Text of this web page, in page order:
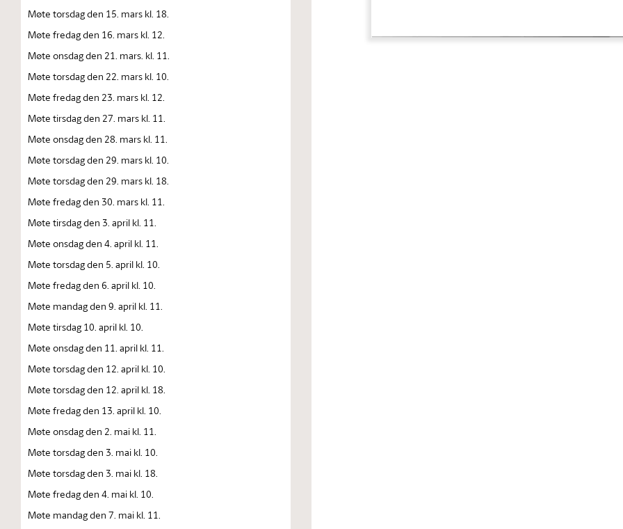
Møte torsdag den 15. mars kl. 18.
Møte fredag den 16. mars kl. 12.
Møte onsdag den 21. mars. kl. 11.
Møte torsdag den 22. mars kl. 10.
Møte fredag den 23. mars kl. 12.
Møte tirsdag den 27. mars kl. 11.
Møte onsdag den 28. mars kl. 11.
Møte torsdag den 29. mars kl. 10.
Møte torsdag den 29. mars kl. 18.
Møte fredag den 30. mars kl. 11.
Møte tirsdag den 3. april kl. 11.
Møte onsdag den 4. april kl. 11.
Møte torsdag den 5. april kl. 10.
Møte fredag den 6. april kl. 10.
Møte mandag den 9. april kl. 11.
Møte tirsdag 10. april kl. 10.
Møte onsdag den 11. april kl. 11.
Møte torsdag den 12. april kl. 10.
Møte torsdag den 12. april kl. 18.
Møte fredag den 13. april kl. 10.
Møte onsdag den 2. mai kl. 11.
Møte torsdag den 3. mai kl. 10.
Møte torsdag den 3. mai kl. 18.
Møte fredag den 4. mai kl. 10.
Møte mandag den 7. mai kl. 11.